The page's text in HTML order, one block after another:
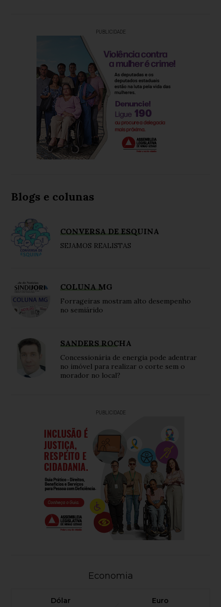
PUBLICIDADE
Blogs e colunas
CONVERSA DE ESQUINA
SEJAMOS REALISTAS
COLUNA MG
Forrageiras mostram alto desempenho
no semiárido
SANDERS ROCHA
Concessionária de energia pode adentrar
no imóvel para realizar o corte sem o
morador no local?
PUBLICIDADE
Economia
Dólar
Euro